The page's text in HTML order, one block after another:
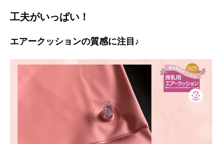
工夫がいっぱい！
エアークッションの質感に注目♪